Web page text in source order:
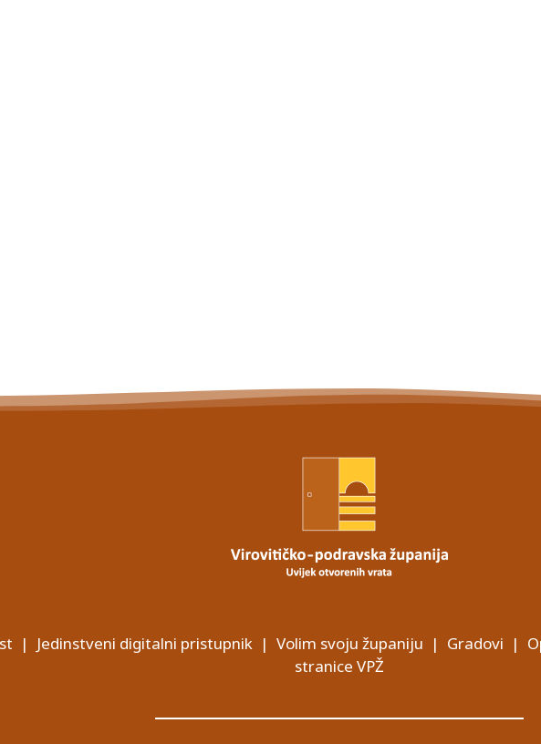
| Jedinstveni digitalni pristupnik| Volim svoju županiju | Gradovi |
stranice VPŽ